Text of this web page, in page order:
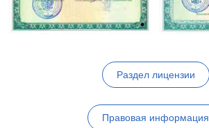
Раздел лицензии
Правовая информация